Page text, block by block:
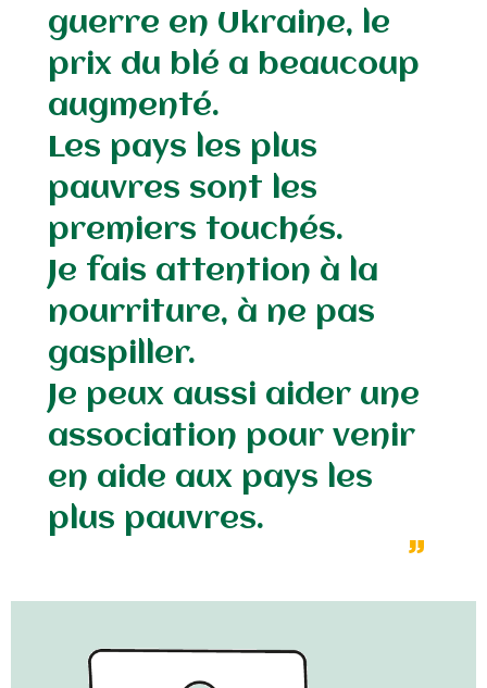
guerre en Ukraine, le
prix du blé a beaucoup
augmenté.
Les pays les plus
pauvres sont les
premiers touchés.
Je fais attention à la
nourriture, à ne pas
gaspiller.
Je peux aussi aider une
association pour venir
en aide aux pays les
plus pauvres.